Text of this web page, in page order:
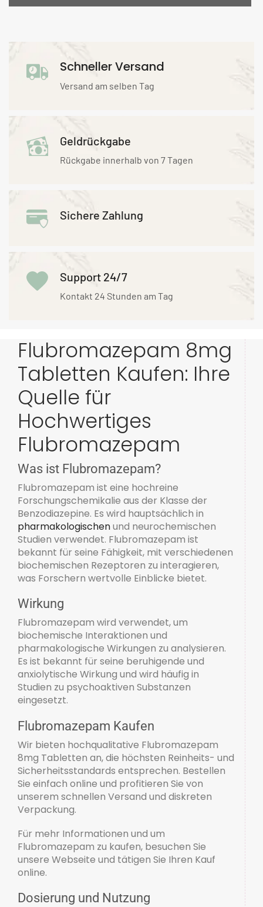
Schneller Versand
Versand am selben Tag
Geldrückgabe
Rückgabe innerhalb von 7 Tagen
Sichere Zahlung
Support 24/7
Kontakt 24 Stunden am Tag
Flubromazepam 8mg
Tabletten Kaufen: Ihre
Quelle für
Hochwertiges
Flubromazepam
Was ist Flubromazepam?
Flubromazepam ist eine hochreine
Forschungschemikalie aus der Klasse der
Benzodiazepine. Es wird hauptsächlich in
pharmakologischenund neurochemischen
Studien verwendet. Flubromazepam ist
bekannt für seine Fähigkeit, mit verschiedenen
biochemischen Rezeptoren zu interagieren,
was Forschern wertvolle Einblicke bietet.
Wirkung
Flubromazepam wird verwendet, um
biochemische Interaktionen und
pharmakologische Wirkungen zu analysieren.
Es ist bekannt für seine beruhigende und
anxiolytische Wirkung und wird häufig in
Studien zu psychoaktiven Substanzen
eingesetzt.
Flubromazepam Kaufen
Wir bieten hochqualitative Flubromazepam
8mg Tabletten an, die höchsten Reinheits- und
Sicherheitsstandards entsprechen. Bestellen
Sie einfach online und profitieren Sie von
unserem schnellen Versand und diskreten
Verpackung.
Für mehr Informationen und um
Flubromazepam zu kaufen, besuchen Sie
unsere Webseite und tätigen Sie Ihren Kauf
online.
Dosierung und Nutzung